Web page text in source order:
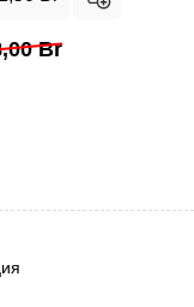
Br